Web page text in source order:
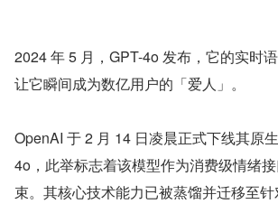
2024 年 5 月，GPT-4o 发布，它的实时
让它瞬间成为数亿用户的「爱人」。
OpenAI 于 2 月 14 日凌晨正式下线其原
4o，此举标志着该模型作为消费级情绪
束。其核心技术能力已被蒸馏并迁移至